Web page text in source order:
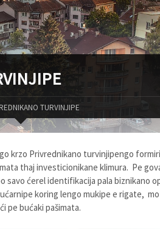
TURVINJIPE
krzo Privrednikano turvinjipengo
thaj investicionikane klimura. Pe
savo ćerel identifikacija pala biznikano
koring lengo mukipe e rigate,
pe bućaki pašimata.